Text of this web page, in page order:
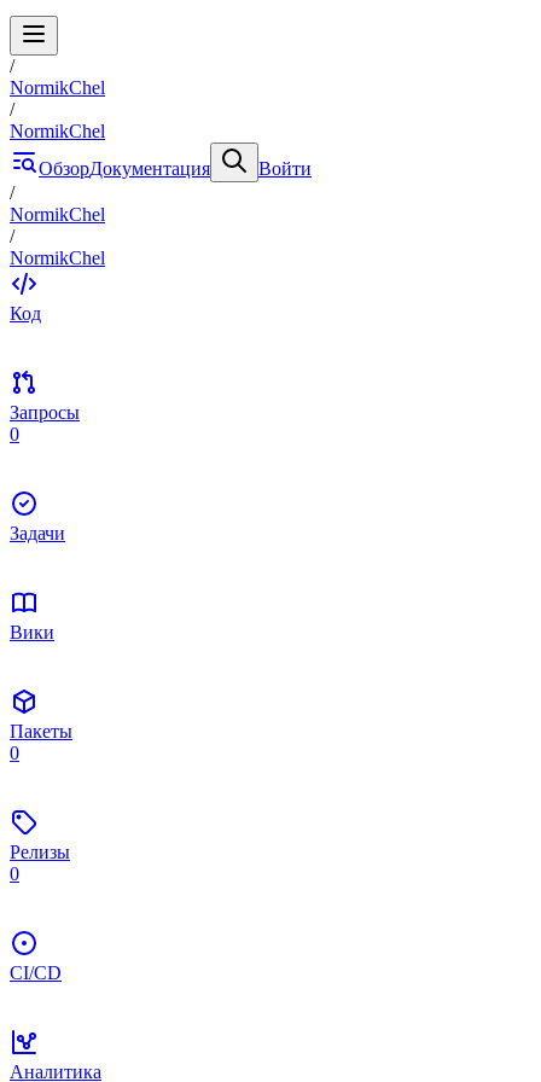
/
NormikChel
/
NormikChel
ОбзорДокументация
Войти
/
NormikChel
/
NormikChel
Код
Запросы
0
Задачи
Вики
Пакеты
0
Релизы
0
CI/CD
Аналитика